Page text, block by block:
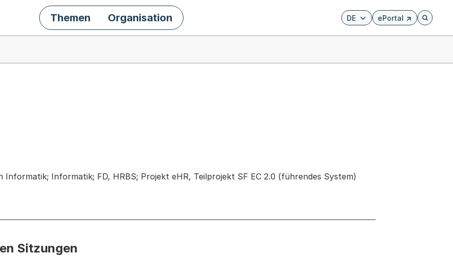
DE ePortal
Externer Link, wird in
Öffnet
Themen Organisation
Informatik; Informatik; FD, HRBS; Projekt eHR, Teilprojekt SF EC 2.0 (führendes System)
Sitzungen